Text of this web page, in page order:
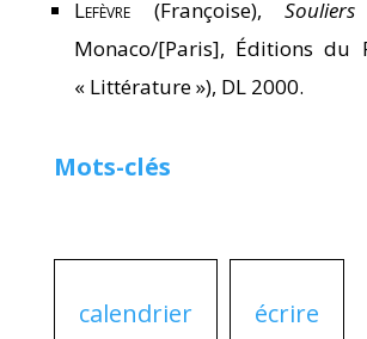
Lefèvre(Françoise),
Monaco/[Paris], Éditions du
« Littérature »), DL 2000.
Mots-clés
calendrier écrire